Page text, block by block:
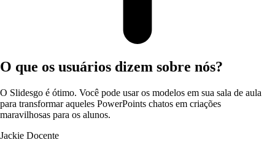
O que os usuários dizem sobre nós?
O Slidesgo é ótimo. Você pode usar os modelos em sua sala de aula
para transformar aqueles PowerPoints chatos em criações
maravilhosas para os alunos.
Jackie Docente